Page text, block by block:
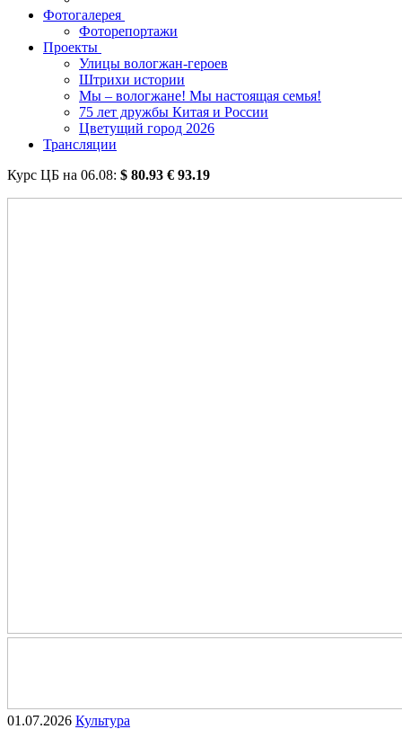
Фотогалерея
Фоторепортажи
Проекты
Улицы вологжан-героев
Штрихи истории
Мы – вологжане! Мы настоящая семья!
75 лет дружбы Китая и России
Цветущий город 2026
Трансляции
Курс ЦБ на 06.08: $ 80.93 € 93.19
01.07.2026 Культура